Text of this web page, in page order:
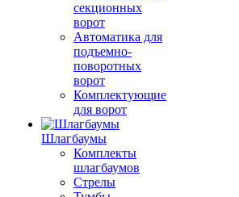
секционных
ворот
Автоматика для
подъемно-
поворотных
ворот
Комплектующие
для ворот
Шлагбаумы
Комплекты
шлагбаумов
Стрелы